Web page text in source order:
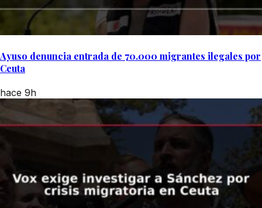
Ayuso denuncia entrada de 70.000 migrantes ilegales por
Ceuta
hace 9h